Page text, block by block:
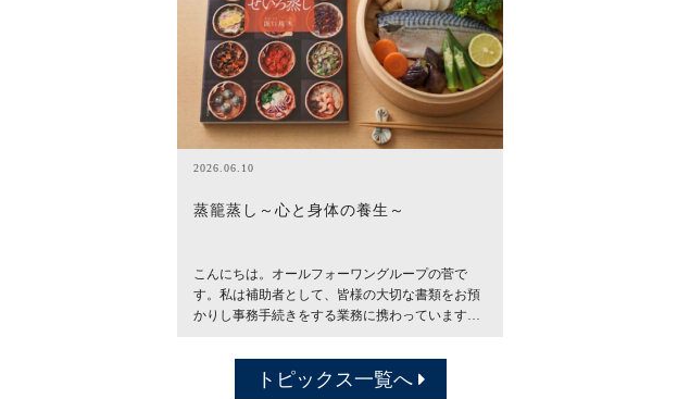
2026.06.10
蒸籠蒸し～心と身体の養生～
こんにちは。オールフォーワングループの菅で
す。私は補助者として、皆様の大切な書類をお預
かりし事務手続きをする業務に携わっています…
トピックス一覧へ